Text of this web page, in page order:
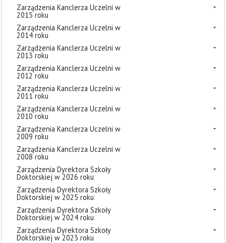
Zarządzenia Kanclerza Uczelni w
2015 roku
Zarządzenia Kanclerza Uczelni w
2014 roku
Zarządzenia Kanclerza Uczelni w
2013 roku
Zarządzenia Kanclerza Uczelni w
2012 roku
Zarządzenia Kanclerza Uczelni w
2011 roku
Zarządzenia Kanclerza Uczelni w
2010 roku
Zarządzenia Kanclerza Uczelni w
2009 roku
Zarządzenia Kanclerza Uczelni w
2008 roku
Zarządzenia Dyrektora Szkoły
Doktorskiej w 2026 roku
Zarządzenia Dyrektora Szkoły
Doktorskiej w 2025 roku
Zarządzenia Dyrektora Szkoły
Doktorskiej w 2024 roku
Zarządzenia Dyrektora Szkoły
Doktorskiej w 2023 roku